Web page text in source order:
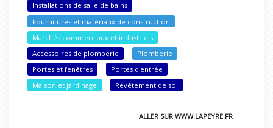
Installations de salle de bains
Fournitures et matériaux de construction
Marchés commerciaux et industriels
Accessoires de plomberie
Plomberie
Portes et fenêtres
Portes d'entrée
Maison et jardinage
Revêtement de sol
ALLER SUR WWW.LAPEYRE.FR